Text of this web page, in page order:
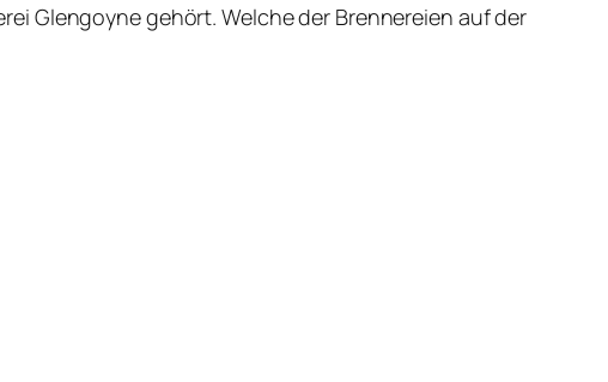
Glengoyne gehört. Welche der Brennereien auf der